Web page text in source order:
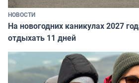
НОВОСТИ
На новогодних каникулах 2027
отдыхать 11 дней